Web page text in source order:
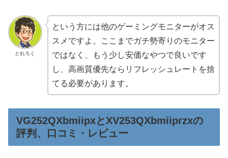
とれろく
という方には他のゲーミングモニターがオス
スメですよ。ここまでガチ勢寄りのモニター
ではなく、もう少し安価なやつで良いです
し、高画質優先ならリフレッシュレートを捨
てる必要があります。
VG252QXbmiipxとXV253QXbmiiprzxの
評判、口コミ・レビュー